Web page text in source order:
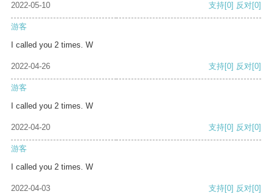
2022-05-10 支持[0] 反对[0]
游客
I called you 2 times. W
2022-04-26 支持[0] 反对[0]
游客
I called you 2 times. W
2022-04-20 支持[0] 反对[0]
游客
I called you 2 times. W
2022-04-03 支持[0] 反对[0]